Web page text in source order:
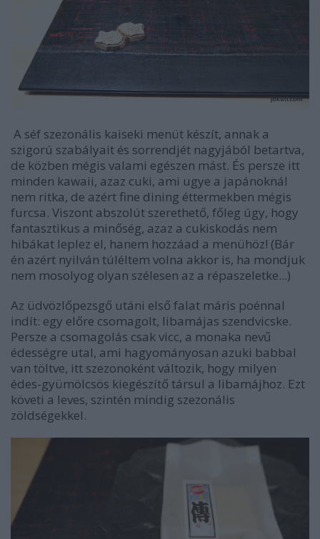
A séf szezonális kaiseki menüt készít, annak a
szigorú szabályait és sorrendjét nagyjából betartva,
de közben mégis valami egészen mást. És persze itt
minden kawaii, azaz cuki, ami ugye a japánoknál
nem ritka, de azért fine dining éttermekben mégis
furcsa. Viszont abszolút szerethető, főleg úgy, hogy
fantasztikus a minőség, azaz a cukiskodás nem
hibákat leplez el, hanem hozzáad a menühöz! (Bár
én azért nyilván túléltem volna akkor is, ha mondjuk
nem mosolyog olyan szélesen az a répaszeletke...)
Az üdvözlőpezsgő utáni első falat máris poénnal
indít: egy előre csomagolt, libamájas szendvicske.
Persze a csomagolás csak vicc, a monaka nevű
édességre utal, ami hagyományosan azuki babbal
van töltve, itt szezonoként változik, hogy milyen
édes-gyümölcsös kiegészítő társul a libamájhoz. Ezt
követi a leves, szintén mindig szezonális
zöldségekkel.